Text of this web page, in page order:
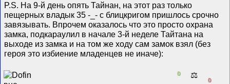
P.S. На 9-й день опять Тайнан, на этот раз только
пещерных владык 35 -_- с блицкригом пришлось срочно
завязывать. Впрочем оказалось что это просто охрана
замка, подкараулил в начале 3-й неделе Тайтана на
выходе из замка и на том же ходу сам замок взял (без
героя это избиение младенцев не иначе):
0 ⚖️
0